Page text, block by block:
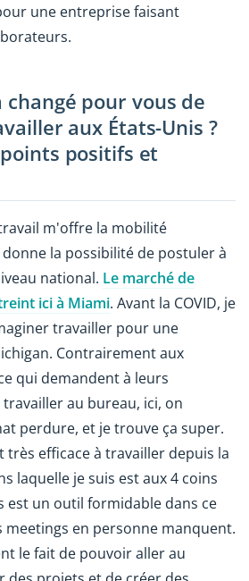
une entreprise faisant
changé pour vous de
aux États-Unis ?
positifs et
m'offre la mobilité
la possibilité de postuler à
national. Le marché de
ici à Miami. Avant la COVID, je
travailler pour une
Contrairement aux
qui demandent à leurs
au bureau, ici, on
perdure, et je trouve ça super.
très efficace à travailler depuis la
laquelle je suis est aux 4 coins
est un outil formidable dans ce
meetings en personne manquent.
le fait de pouvoir aller au